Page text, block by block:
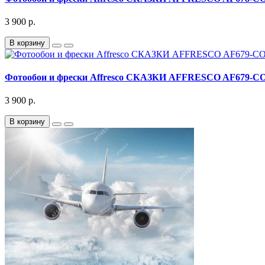
3 900 р.
В корзину
Фотообои и фрески Affresco СКАЗКИ AFFRESCO AF679-
3 900 р.
В корзину